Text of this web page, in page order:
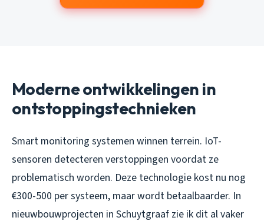
Moderne ontwikkelingen in
ontstoppingstechnieken
Smart monitoring systemen winnen terrein. IoT-
sensoren detecteren verstoppingen voordat ze
problematisch worden. Deze technologie kost nu nog
€300-500 per systeem, maar wordt betaalbaarder. In
nieuwbouwprojecten in Schuytgraaf zie ik dit al vaker